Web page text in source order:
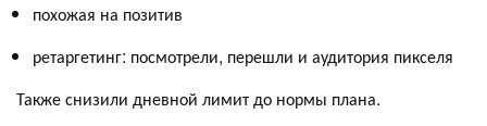
похожая на позитив
ретаргетинг: посмотрели, перешли и аудитория пикселя
Также снизили дневной лимит до нормы плана.